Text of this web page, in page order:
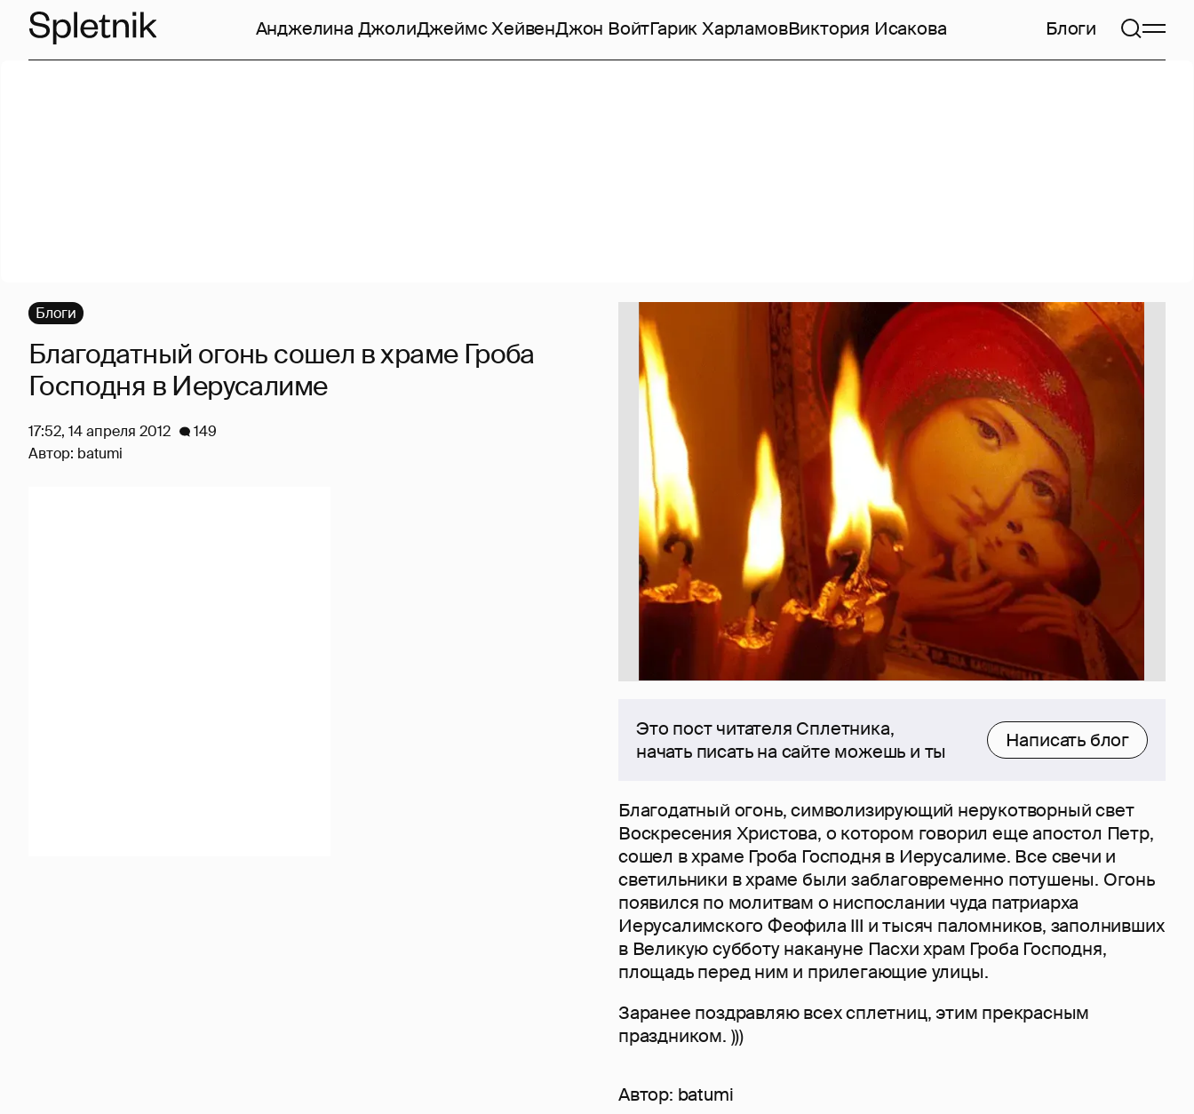
Анджелина ДжолиДжеймс ХейвенДжон ВойтГарик ХарламовВиктория Исакова Блоги
Это пост читателя Сплетника,
начать писать на сайте можешь и ты
Написать блог
Благодатный огонь, символизирующий нерукотворный свет
Воскресения Христова, о котором говорил еще апостол Петр,
сошел в храме Гроба Господня в Иерусалиме. Все свечи и
светильники в храме были заблаговременно потушены. Огонь
появился по молитвам о ниспослании чуда патриарха
Иерусалимского Феофила III и тысяч паломников, заполнивших
в Великую субботу накануне Пасхи храм Гроба Господня,
площадь перед ним и прилегающие улицы.
Заранее поздравляю всех сплетниц, этим прекрасным
праздником. )))
Автор: batumi
Блоги
Благодатный огонь сошел в храме Гроба
Господня в Иерусалиме
17:52, 14 апреля 2012
149
Автор: batumi